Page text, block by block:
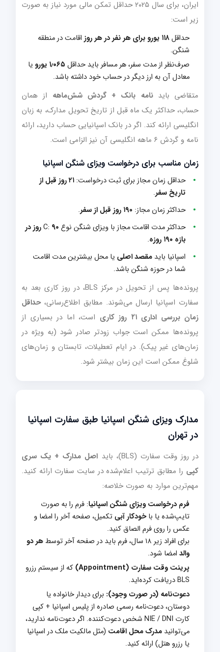
ایران، برای سال ۲۰۲۵ حداقل تمکن مالی مورد نیاز به صورت
زیر است:
حداقل۱۱۸ یورو برای هر نفر در هر روز
اقامت در منطقه
شنگن.
صرف‌نظر از مدت سفر، هر مسافر باید حداقل ۱٫۰۶۵ یورو
یا
معادل آن به ارز دیگر در حساب خود داشته باشد.
متقاضی بایدنامه بانک + گردش شش‌ماهه از همان
حساب، حداکثر یک ماه قبل از تاریخ تحویل مدارک، به زبان
انگلیسی ارائه کند. اگر در بانک اسپانیایی حساب دارید، ارائه
نامه و گردش ۶ ماهه انگلیسی آن نیز الزامی است.
زمان مناسب برای درخواست ویزای شنگن اسپانیا
حداقل زمان مجاز برای ثبت درخواست:
۲۱ روز قبل از
تاریخ سفر.
حداکثر زمان مجاز: ۱۹۰ روز قبل از سفر
.
حداکثر مدت اقامت مجاز با ویزای شنگن نوع C:
۹۰ روز در
بازه ۱۹۰ روزه
.
اسپانیا باید مقصد اصلی یا محل بیشترین مدت اقامت
شما در حوزه شنگن باشد.
پرونده‌ها پس از تحویل در مرکز BLS، در روز کاری بعد به
سفارت اسپانیا ارسال می‌شوند. مطابق اطلاع‌رسانی،حداقل
زمان بررسی اداری ۲۱ روز کاری
است، اما در بسیاری از
پرونده‌ها ممکن است جواب زودتر صادر شود (به ویژه در
زمان‌های غیر پیک). در ایام تعطیلات، تابستان و زمان‌های
شلوغ ممکن است این زمان بیشتر شود.
مدارک ویزای شنگن اسپانیا طبق سفارت اسپانیا
در تهران
در روز وقت سفارت (BLS)، باید
اصل مدارک + یک سری
کپی را مطابق ترتیب اعلام‌شده در سایت سفارت ارائه کنید.
مهم‌ترین موارد به صورت خلاصه:
فرم درخواست ویزای شنگن اسپانیا: فرم را به صورت
تایپ‌شده یا با خودکار آبی تکمیل، صفحه آخر را امضا و
عکس را روی فرم الصاق کنید.
برای افراد زیر ۱۸ سال، فرم باید در صفحه آخر توسط
هر دو
والدامضا شود.
پرینت وقت سفارت (Appointment)
که از سیستم رزرو
BLS دریافت کرده‌اید.
دعوت‌نامه (در صورت وجود): برای دیدار خانواده یا
دوستان، دعوت‌نامه رسمی صادره از پلیس اسپانیا + کپی
کارت NIE / DNIشخص دعوت‌کننده. اگر دعوت‌نامه ندارید،
می‌توانید مدرک محل اقامت (مثل مالکیت ملک در اسپانیا
یا رزرو هتل) ارائه کنید.